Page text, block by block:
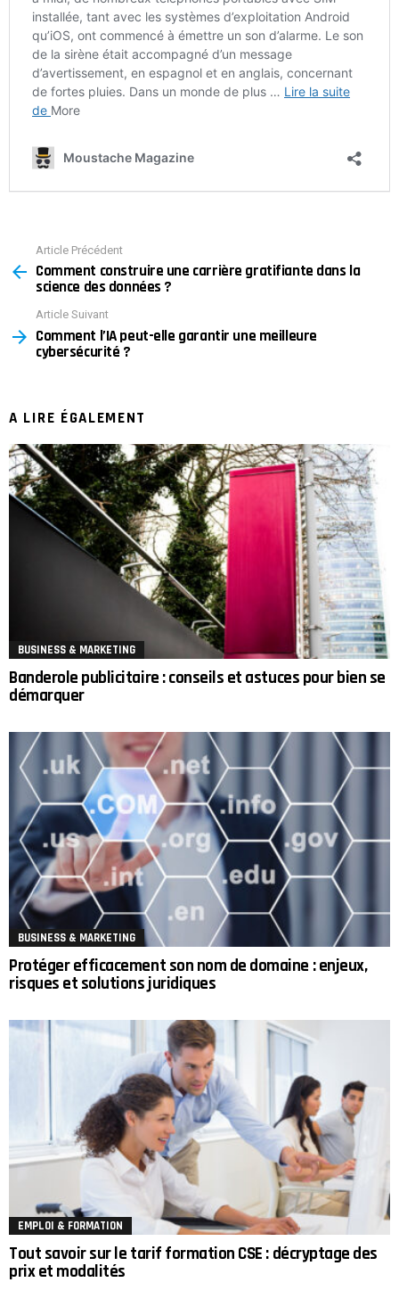
more
Article Précédent
Comment construire une carrière gratifiante dans la
science des données ?
Article Suivant
Comment l’IA peut-elle garantir une meilleure
cybersécurité ?
A LIRE ÉGALEMENT
BUSINESS & MARKETING
Banderole publicitaire : conseils et astuces pour bien se
démarquer
BUSINESS & MARKETING
Protéger efficacement son nom de domaine : enjeux,
risques et solutions juridiques
EMPLOI & FORMATION
Tout savoir sur le tarif formation CSE : décryptage des
prix et modalités